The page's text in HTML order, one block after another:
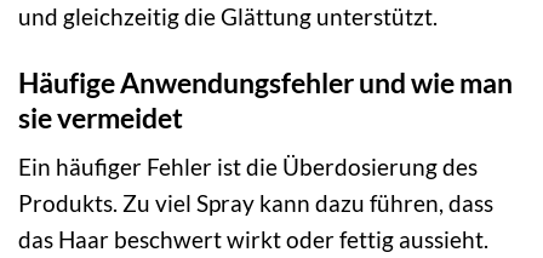
und gleichzeitig die Glättung unterstützt.
Häufige Anwendungsfehler und wie man
sie vermeidet
Ein häufiger Fehler ist die Überdosierung des
Produkts. Zu viel Spray kann dazu führen, dass
das Haar beschwert wirkt oder fettig aussieht.